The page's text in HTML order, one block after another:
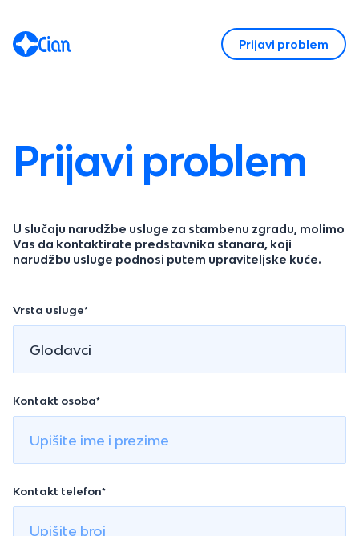
Prijavi problem
Prijavi problem
U slučaju narudžbe usluge za stambenu zgradu, molimo
Vas da kontaktirate predstavnika stanara, koji
narudžbu usluge podnosi putem upraviteljske kuće.
Vrsta usluge*
Kontakt osoba*
Kontakt telefon*